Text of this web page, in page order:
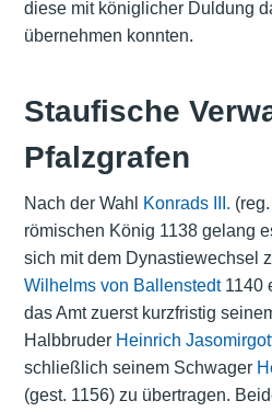
diese mit königlicher Duldung
übernehmen konnten.
Staufische
Pfalzgrafen
Nach der Wahl Konrads III.
römischen König 1138 gelang
sich mit dem Dynastiewechsel
Wilhelms von Ballenstedt1140
das Amt zuerst kurzfristig
Halbbruder Heinrich
schließlich seinem Schwager
(gest. 1156) zu übertragen.